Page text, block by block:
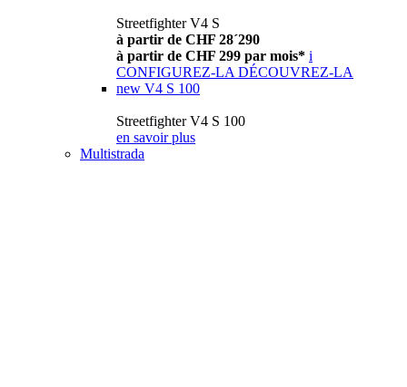
Streetfighter V4 S
à partir de CHF 28´290
à partir de CHF 299 par mois* i
CONFIGUREZ-LA DÉCOUVREZ-LA
new V4 S 100
Streetfighter V4 S 100
en savoir plus
Multistrada